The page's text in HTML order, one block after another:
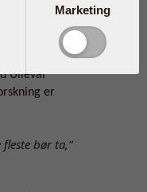
fra
Baur Opstad,
Ullevål
er
fleste bør ta,”
Marketing